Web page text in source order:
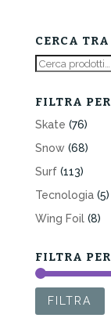
era:
CERCA
Cerca:
FILTRA
Skate (76)
Snow (68)
Surf (113)
Tecnologia (5)
Wing Foil (8)
FILTRA
FILTRA